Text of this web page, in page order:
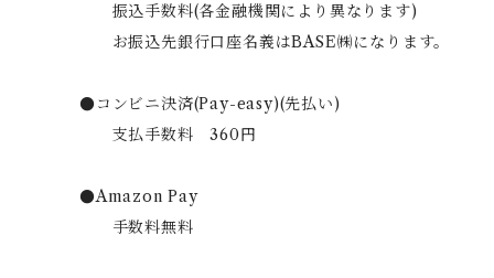
振込手数料(各金融機関により異なります)
お振込先銀行口座名義はBASE㈱になります。
●コンビニ決済(Pay-easy)(先払い)
支払手数料 360円
●Amazon Pay
手数料無料